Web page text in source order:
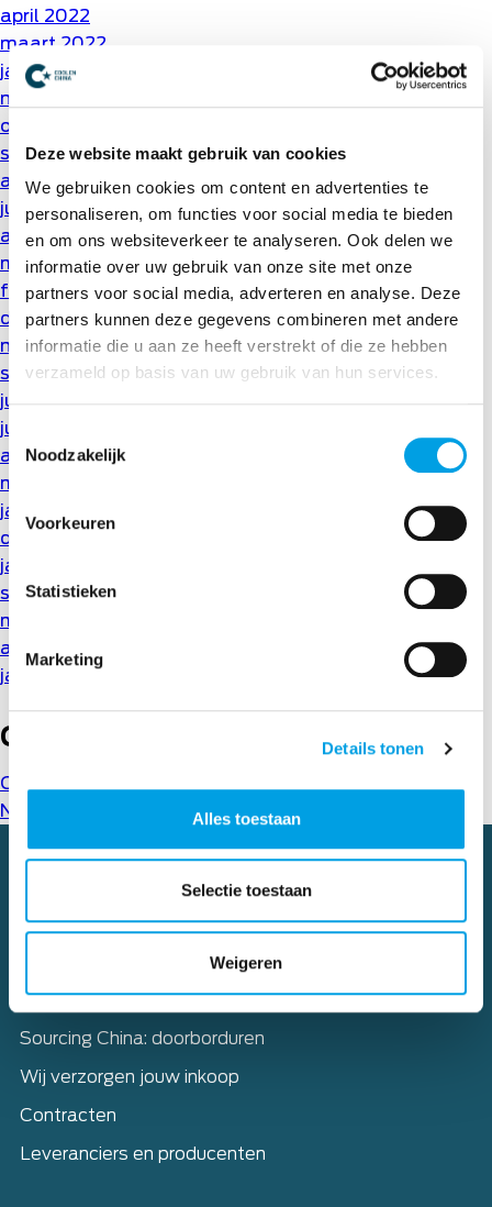
Deze website maakt gebruik van cookies
We gebruiken cookies om content en advertenties te
personaliseren, om functies voor social media te bieden
en om ons websiteverkeer te analyseren. Ook delen we
informatie over uw gebruik van onze site met onze
partners voor social media, adverteren en analyse. Deze
partners kunnen deze gegevens combineren met andere
informatie die u aan ze heeft verstrekt of die ze hebben
verzameld op basis van uw gebruik van hun services.
Toestemmingsselectie
Noodzakelijk
Voorkeuren
Statistieken
Marketing
Details tonen
Alles toestaan
Selectie toestaan
Weigeren
april 2022
maart 2022
januari 2022
november 2021
oktober 2021
september 2021
augustus 2021
juli 2021
april 2021
maart 2021
februari 2021
december 2020
november 2020
september 2020
juli 2020
juni 2020
april 2020
maart 2020
januari 2020
december 2019
januari 2019
september 2018
mei 2018
april 2018
januari 2018
Categorieën
Cases
Nieuws
Sourcing – Complete aanpak
Sourcing China: doorborduren
Wij verzorgen jouw inkoop
Contracten
Leveranciers en producenten